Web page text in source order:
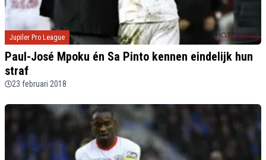
Jupiler Pro League
Paul-José Mpoku én Sa Pinto kennen eindelijk hun
straf
23 februari 2018